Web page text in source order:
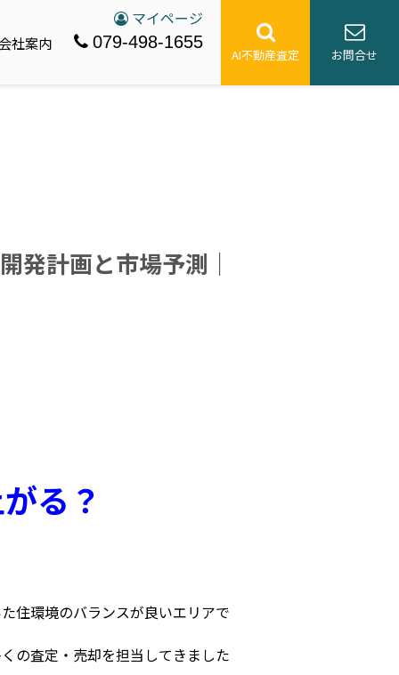
社案内
マイページ
079-498-1655
AI不動産査定 お問合せ
発計画と市場予測｜
る？
住環境のバランスが良いエリアで
の査定・売却を担当してきました